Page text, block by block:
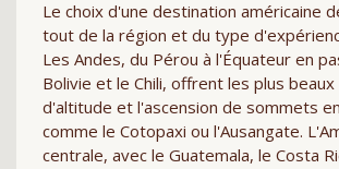
Le choix d'une destination américaine
tout de la région et du type
Les Andes, du Pérou à l'Équateur en
Bolivie et le Chili, offrent les plus
d'altitude et l'ascension de sommets
comme le Cotopaxi ou l'Ausangate.
centrale, avec le Guatemala, le Costa